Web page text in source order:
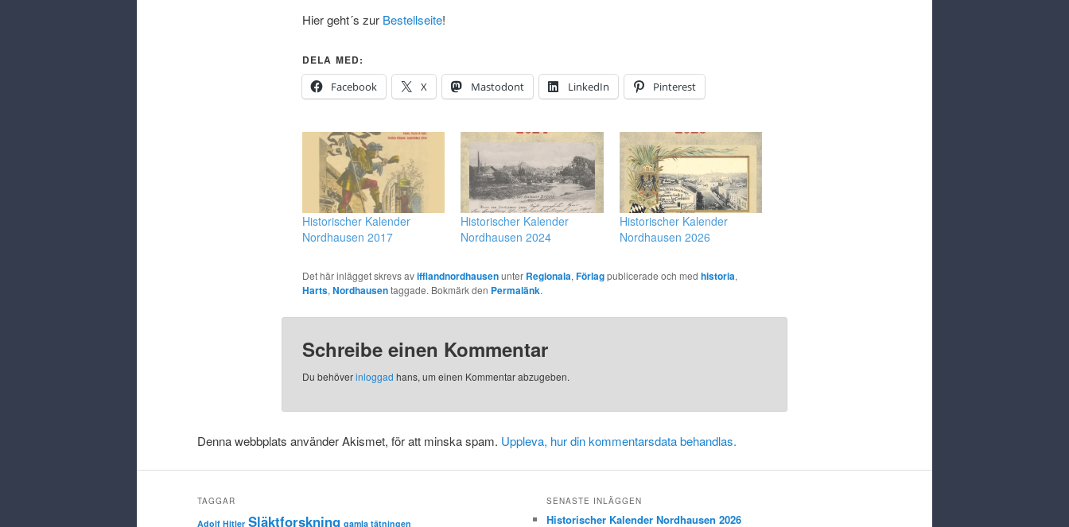
Hier geht´s zur Bestellseite!
DELA MED:
Facebook
X Mastodont LinkedIn Pinterest
Historischer Kalender
Nordhausen 2017
Historischer Kalender
Nordhausen 2024
Historischer Kalender
Nordhausen 2026
Det här inlägget skrevs avifflandnordhausenunter Regionala, Förlagpublicerade och med historia,
Harts, Nordhausentaggade. Bokmärk den Permalänk.
Schreibe einen Kommentar
Du behöverinloggad hans, um einen Kommentar abzugeben.
Denna webbplats använder Akismet, för att minska spam. Uppleva, hur din kommentarsdata behandlas.
TAGGAR
Adolf Hitler Släktforskning gamla tätningen
SENASTE INLÄGGEN
Historischer Kalender Nordhausen 2026